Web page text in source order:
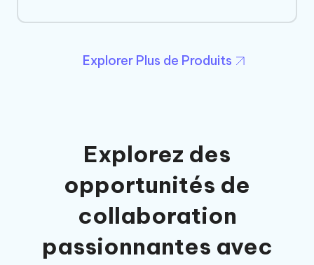
Explorer Plus de Produits
Explorez des
opportunités de
collaboration
passionnantes avec